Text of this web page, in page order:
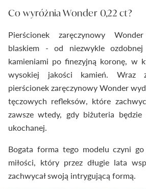
Co wyróżnia Wonder 0,22 ct?
Pierścionek zaręczynowy
blaskiem - od niezwykle
kamieniami po finezyjną koronę, w
wysokiej jakości kamień. Wraz
pierścionek zaręczynowy Wonder
tęczowych refleksów, które
zawsze wtedy, gdy biżuteria będzie
ukochanej.
Bogata forma tego modelu czyni
miłości, który przez długie lata
zachwycał swoją intrygującą formą.